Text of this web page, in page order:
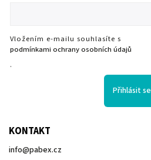
Vložením e-mailu souhlasíte s
podmínkami ochrany osobních údajů
.
Přihlásit se
KONTAKT
info@pabex.cz